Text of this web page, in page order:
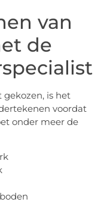
van
de
gekozen, is het
voordat
onder meer de